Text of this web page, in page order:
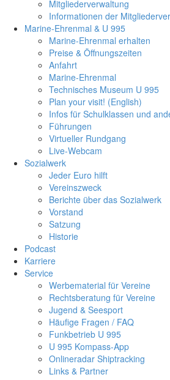
Mitgliederverwaltung
Informationen der
Marine-Ehrenmal & U 995
Marine-Ehrenmal erhalten
Preise & Öffnungszeiten
Anfahrt
Marine-Ehrenmal
Technisches Museum U 995
Plan your visit! (English)
Infos für Schulklassen und
Führungen
Virtueller Rundgang
Live-Webcam
Sozialwerk
Jeder Euro hilft
Vereinszweck
Berichte über das Sozialwerk
Vorstand
Satzung
Historie
Podcast
Karriere
Service
Werbematerial für Vereine
Rechtsberatung für Vereine
Jugend & Seesport
Häufige Fragen / FAQ
Funkbetrieb U 995
U 995 Kompass-App
Onlineradar Shiptracking
Links & Partner